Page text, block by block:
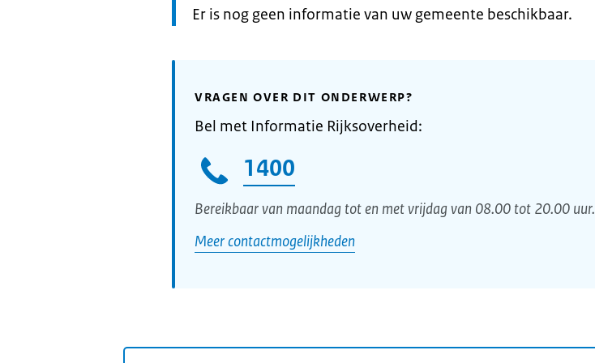
Informatie:
Er is nog geen informatie van uw gemeente beschikbaar.
VRAGEN OVER DIT ONDERWERP?
Bel met Informatie Rijksoverheid:
1400
Bereikbaar van maandag tot en met vrijdag van 08.00 tot 20.00 uur.
Meer contactmogelijkheden